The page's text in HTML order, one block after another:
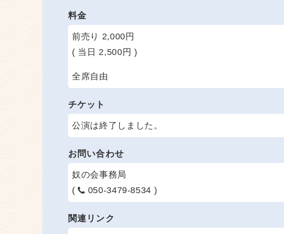
料金
前売り 2,000円
( 当日 2,500円 )
全席自由
チケット
公演は終了しました。
お問い合わせ
奴の会事務局
(
050-3479-8534 )
関連リンク